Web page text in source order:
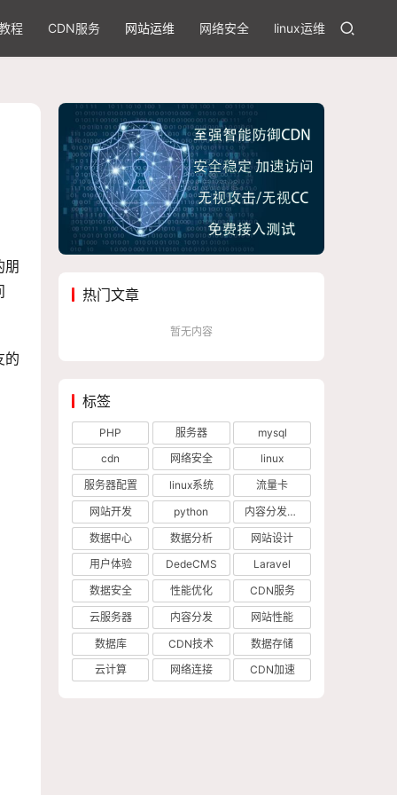
程 CDN服务 网站运维 网络安全 linux运维
朋
的
热门文章
暂无内容
标签
PHP 服务器
mysql
cdn
网络安全
linux
服务器配置
linux系统
流量卡
网站开发
python
内容分发网络
数据中心
数据分析
网站设计
用户体验
DedeCMS
Laravel
数据安全
性能优化
CDN服务
云服务器
内容分发
网站性能
数据库
CDN技术
数据存储
云计算
网络连接 CDN加速